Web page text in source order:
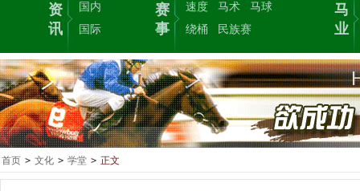
资
讯
国内
国际
赛
事
速度 马术
马球
绕桶
民族赛
马
业
首页 > 文化 > 学堂 > 正文